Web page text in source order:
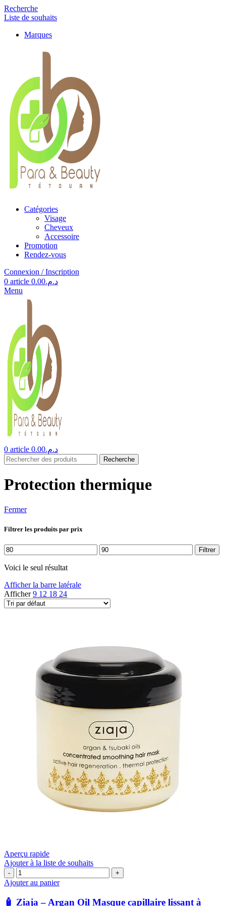
Recherche
Liste de souhaits
Marques
Catégories
Visage
Cheveux
Accessoire
Promotion
Rendez-vous
Connexion / Inscription
0 article د.م.0.00
Menu
0 article د.م.0.00
Recherche
Protection thermique
Fermer
Filtrer les produits par prix
Prix
min
Prix
max
Filtrer
Voici le seul résultat
Afficher la barre latérale
Afficher9 12 18 24
Aperçu rapide
Ajouter à la liste de souhaits
quantité
de
Ziaja
Ajouter au panier
🧴 Ziaja – Argan Oil Masque capillaire lissant à